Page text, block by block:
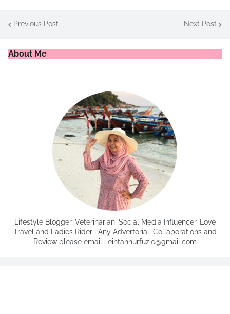
Previous Post Next Post
About Me
Lifestyle Blogger, Veterinarian, Social Media Influencer, Love
Travel and Ladies Rider | Any Advertorial, Collaborations and
Review please email : eintannurfuzie@gmail.com